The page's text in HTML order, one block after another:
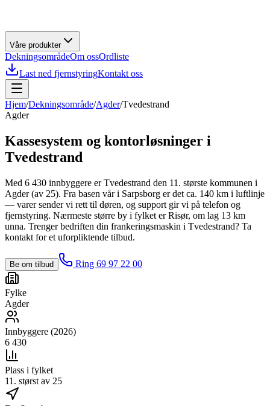
Våre produkter
DekningsområdeOm ossOrdliste
Last ned fjernstyringKontakt oss
Hjem/Dekningsområde/Agder/Tvedestrand
Agder
Kassesystem og kontorløsninger i
Tvedestrand
Med 6 430 innbyggere er Tvedestrand den 11. største kommunen i
Agder (av 25). Fra basen vår i Sarpsborg er det ca. 140 km i luftlinje
— varer sender vi rett til døren, og support gir vi på telefon og
fjernstyring. Nærmeste større by i fylket er Risør, om lag 13 km
unna. Trenger bedriften din frankeringsmaskin i Tvedestrand? Ta
kontakt for et uforpliktende tilbud.
Be om tilbud Ring 69 97 22 00
Fylke
Agder
Innbyggere (2026)
6 430
Plass i fylket
11. størst av 25